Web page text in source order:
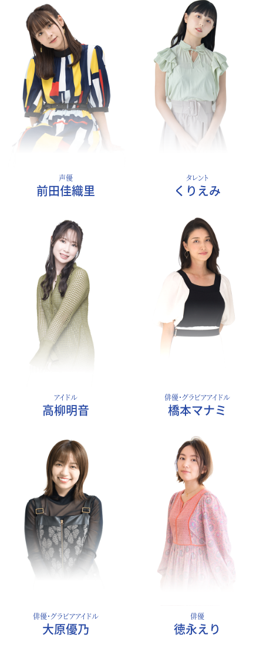
声優
前田佳織里
タレント
くりえみ
アイドル
高柳明音
俳優・グラビアアイドル
橋本マナミ
俳優・グラビアアイドル
大原優乃
俳優
徳永えり